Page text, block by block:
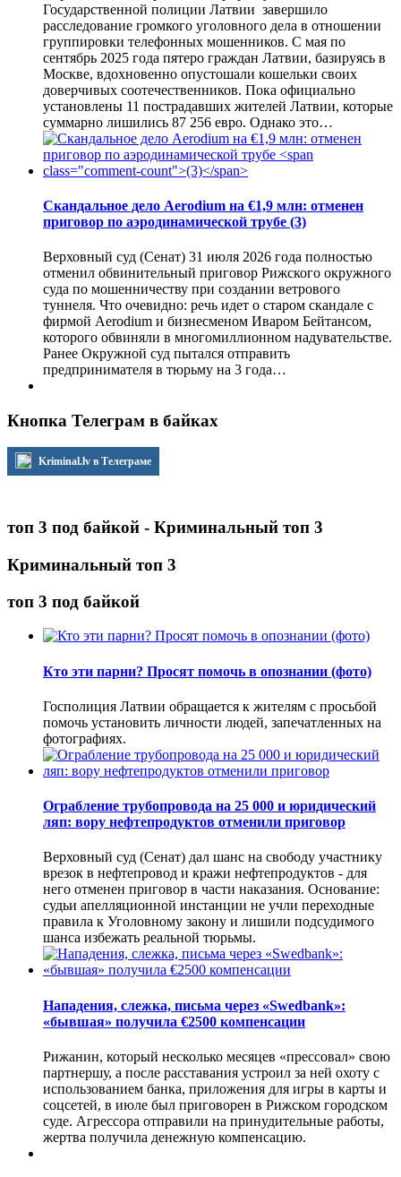
Государственной полиции Латвии завершило
расследование громкого уголовного дела в отношении
группировки телефонных мошенников. С мая по
сентябрь 2025 года пятеро граждан Латвии, базируясь в
Москве, вдохновенно опустошали кошельки своих
доверчивых соотечественников. Пока официально
установлены 11 пострадавших жителей Латвии, которые
суммарно лишились 87 256 евро. Однако это…
Скандальное дело Aerodium на €1,9 млн: отменен
приговор по аэродинамической трубе (3)
Верховный суд (Сенат) 31 июля 2026 года полностью
отменил обвинительный приговор Рижского окружного
суда по мошенничеству при создании ветрового
туннеля. Что очевидно: речь идет о старом скандале с
фирмой Aerodium и бизнесменом Иваром Бейтансом,
которого обвиняли в многомиллионном надувательстве.
Ранее Окружной суд пытался отправить
предпринимателя в тюрьму на 3 года…
Кнопка Телеграм в байках
Kriminal.lv в Телеграме
топ 3 под байкой - Криминальный топ 3
Криминальный топ 3
топ 3 под байкой
Кто эти парни? Просят помочь в опознании (фото)
Госполиция Латвии обращается к жителям с просьбой
помочь установить личности людей, запечатленных на
фотографиях.
Ограбление трубопровода на 25 000 и юридический
ляп: вору нефтепродуктов отменили приговор
Верховный суд (Сенат) дал шанс на свободу участнику
врезок в нефтепровод и кражи нефтепродуктов - для
него отменен приговор в части наказания. Основание:
судьи апелляционной инстанции не учли переходные
правила к Уголовному закону и лишили подсудимого
шанса избежать реальной тюрьмы.
Нападения, слежка, письма через «Swedbank»:
«бывшая» получила €2500 компенсации
Рижанин, который несколько месяцев «прессовал» свою
партнершу, а после расставания устроил за ней охоту с
использованием банка, приложения для игры в карты и
соцсетей, в июле был приговорен в Рижском городском
суде. Агрессора отправили на принудительные работы,
жертва получила денежную компенсацию.